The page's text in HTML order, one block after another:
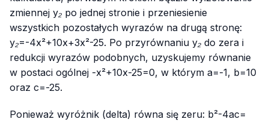
zmiennej y₂ po jednej stronie i przeniesienie
wszystkich pozostałych wyrazów na drugą stronę:
y₂=-4x²+10x+3x²-25. Po przyrównaniu y₂ do zera i
redukcji wyrazów podobnych, uzyskujemy równanie
w postaci ogólnej -x²+10x-25=0, w którym a=-1, b=10
oraz c=-25.
Ponieważ wyróżnik (delta) równa się zeru: b²-4ac=